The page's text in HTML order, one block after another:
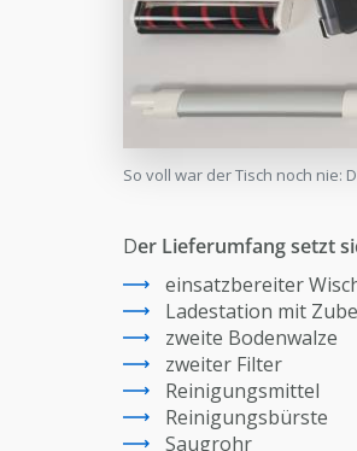
So voll war der Tisch noch nie:
Der Lieferumfang setzt
einsatzbereiter
Ladestation mit
zweite Bodenwalze
zweiter Filter
Reinigungsmittel
Reinigungsbürste
Saugrohr